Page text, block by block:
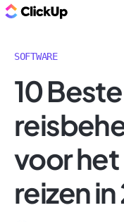
SOFTWARE
10 Beste
voor het
reizen